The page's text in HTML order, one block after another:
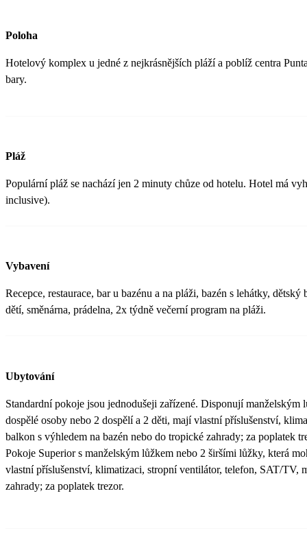
Poloha
Hotelový komplex u jedné z nejkrásnějších pláží a poblíž centra
bary.
Pláž
Populární pláž se nachází jen 2 minuty chůze od hotelu. Hotel má
inclusive).
Vybavení
Recepce, restaurace, bar u bazénu a na pláži, bazén s lehátky,
dětí, směnárna, prádelna, 2x týdně večerní program na pláži.
Ubytování
Standardní pokoje jsou jednodušeji zařízené. Disponují
dospělé osoby nebo 2 dospělí a 2 děti, mají vlastní příslušenství,
balkon s výhledem na bazén nebo do tropické zahrady; za poplatek
Pokoje Superior s manželským lůžkem nebo 2 širšími lůžky, která
vlastní příslušenství, klimatizaci, stropní ventilátor, telefon, SAT/TV,
zahrady; za poplatek trezor.